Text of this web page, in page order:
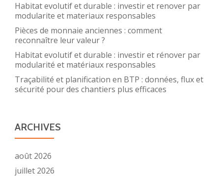
Habitat evolutif et durable : investir et renover par
modularite et materiaux responsables
Pièces de monnaie anciennes : comment
reconnaître leur valeur ?
Habitat evolutif et durable : investir et rénover par
modularité et matériaux responsables
Traçabilité et planification en BTP : données, flux et
sécurité pour des chantiers plus efficaces
ARCHIVES
août 2026
juillet 2026